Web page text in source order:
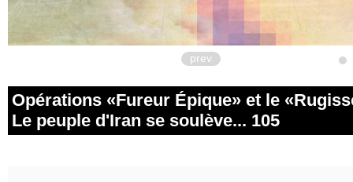
prev
Opérations Fureur Épique et le
Le peuple d'Iran se soulève... 105